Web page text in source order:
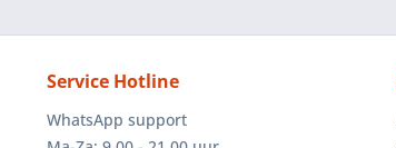
Service Hotline
WhatsApp support